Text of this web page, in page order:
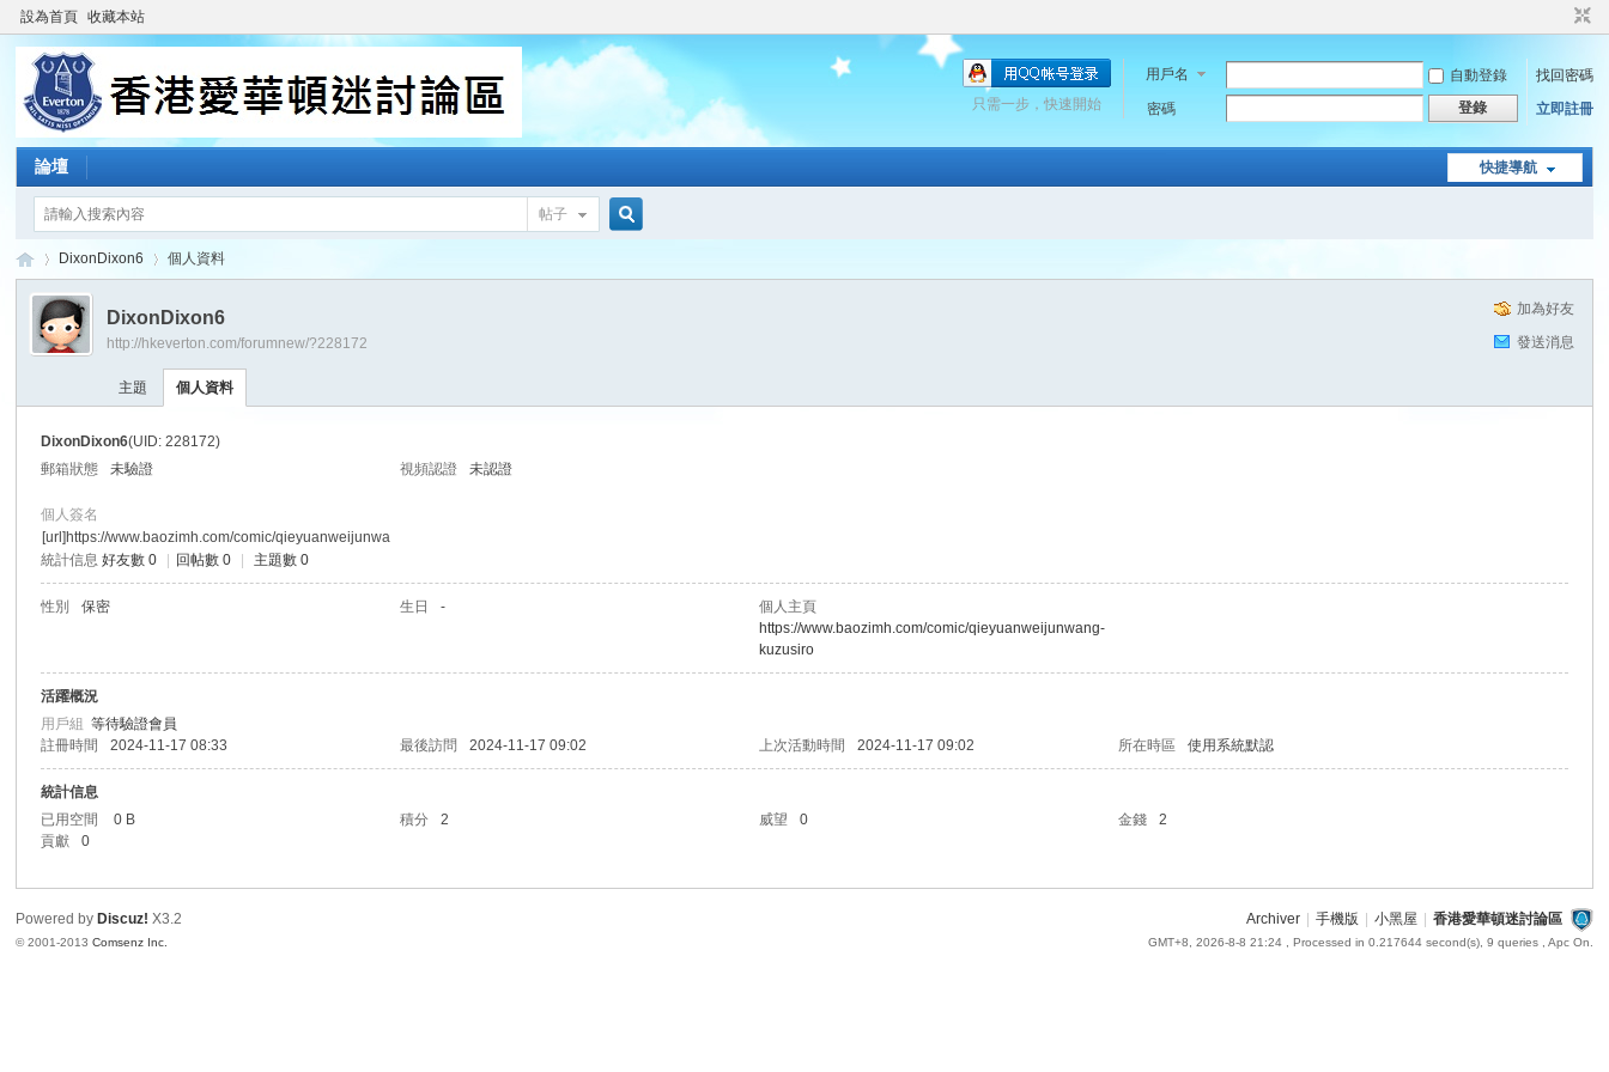
設為首頁 收藏本站
用戶名 自動登錄
找回密碼
密碼
登錄 立即註冊
只需一步，快速開始
快捷導航
論壇
帖子
›
DixonDixon6 個人資料
加為好友
發送消息
DixonDixon6
http://hkeverton.com/forumnew/?228172
主題 個人資料
DixonDixon6(UID: 228172)
郵箱狀態
未驗證 視頻認證 未認證
個人簽名
[url]https://www.baozimh.com/comic/qieyuanweijunwa
統計信息 好友數 0 回帖數 0 主題數 0
性別 保密 生日 -
個人主頁
https://www.baozimh.com/comic/qieyuanweijunwang-
kuzusiro
活躍概況
用戶組等待驗證會員
註冊時間
2024-11-17 08:33 最後訪問 2024-11-17 09:02 上次活動時間 2024-11-17 09:02 所在時區 使用系統默認
統計信息
已用空間
0 B 積分 2 威望 0 金錢
2
貢獻
0
Archiver 手機版 小黑屋 香港愛華頓迷討論區
GMT+8, 2026-8-8 21:24, Processed in 0.217644 second(s), 9 queries , Apc On.
Powered by Discuz! X3.2
© 2001-2013Comsenz Inc.